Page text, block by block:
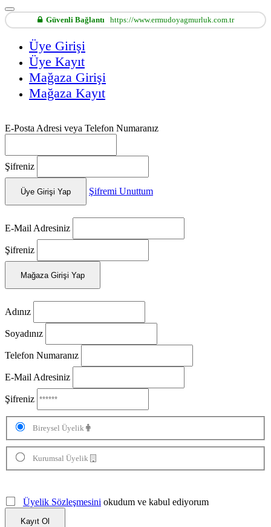
Güvenli Bağlantıhttps://www.ermudoyagmurluk.com.tr
Üye Girişi
Üye Kayıt
Mağaza Girişi
Mağaza Kayıt
E-Posta Adresi veya Telefon Numaranız
Şifreniz
Üye Girişi Yap Şifremi Unuttum
E-Mail Adresiniz
Şifreniz
Mağaza Girişi Yap
Adınız
Soyadınız
Telefon Numaranız
E-Mail Adresiniz
Şifreniz
Bireysel Üyelik
Kurumsal Üyelik
Üyelik Sözleşmesini okudum ve kabul ediyorum
Kayıt Ol